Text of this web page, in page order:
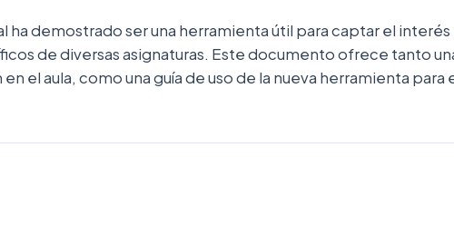
ha demostrado ser una herramienta útil para captar el
de diversas asignaturas. Este documento ofrece tanto
el aula, como una guía de uso de la nueva herramienta para